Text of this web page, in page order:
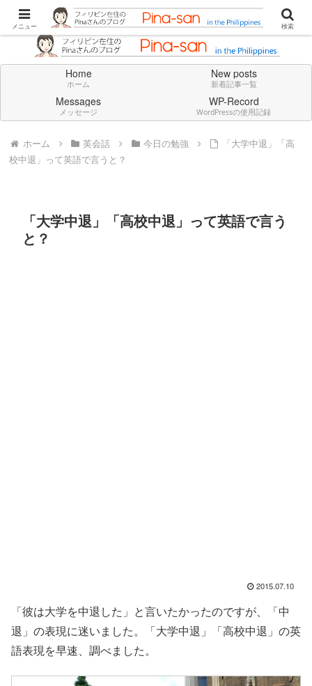
Don't think deeply. Feel always in English.
Home
ホーム
New posts
新着記事一覧
Messages
メッセージ
WP-Record
WordPressの使用記録
ホーム 英会話 今日の勉強
「大学中退」「高
校中退」って英語で言うと？
「大学中退」「高校中退」って英語で言う
と？
2015.07.10
「彼は大学を中退した」と言いたかったのですが、「中
退」の表現に迷いました。「大学中退」「高校中退」の英
語表現を早速、調べました。
メニュー 検索